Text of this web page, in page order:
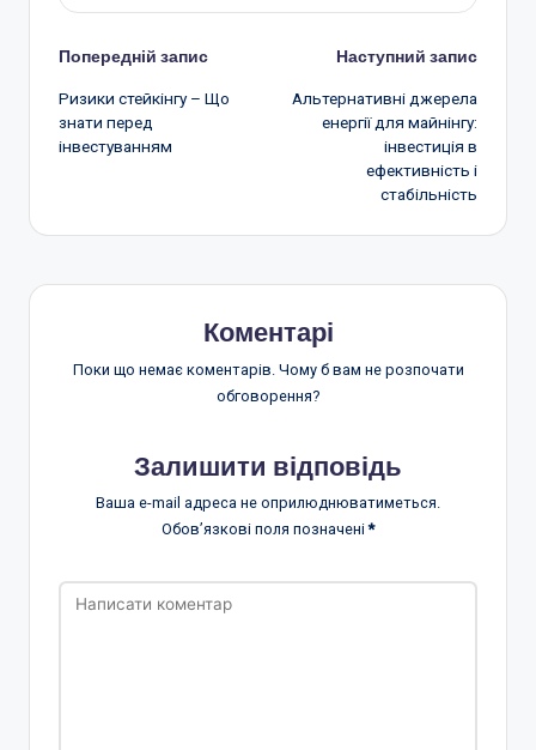
Навігація
по
запису
Попередній запис
Ризики стейкінгу – Що
знати перед
інвестуванням
Наступний запис
Альтернативні джерела
енергії для майнінгу:
інвестиція в
ефективність і
стабільність
Коментарі
Поки що немає коментарів. Чому б вам не розпочати
обговорення?
Залишити відповідь
Ваша e-mail адреса не оприлюднюватиметься.
Обов’язкові поля позначені*